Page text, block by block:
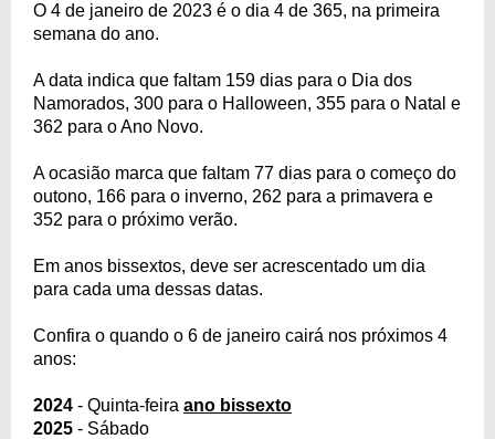
O 4 de janeiro de 2023 é o dia 4 de 365, na primeira
semana do ano.
A data indica que faltam 159 dias para o Dia dos
Namorados, 300 para o Halloween, 355 para o Natal e
362 para o Ano Novo.
A ocasião marca que faltam 77 dias para o começo do
outono, 166 para o inverno, 262 para a primavera e
352 para o próximo verão.
Em anos bissextos, deve ser acrescentado um dia
para cada uma dessas datas.
Confira o quando o 6 de janeiro cairá nos próximos 4
anos:
2024 - Quinta-feira ano bissexto
2025 - Sábado